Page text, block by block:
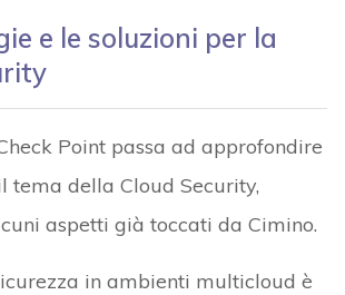
e le soluzioni per la
Point passa ad approfondire
tema della Cloud Security,
aspetti già toccati da Cimino.
in ambienti multicloud è